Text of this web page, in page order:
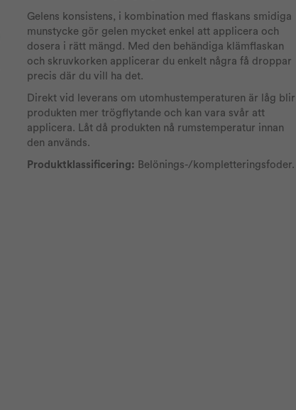
Gelens konsistens, i kombination med flaskans smidiga
munstycke gör gelen mycket enkel att applicera och
dosera i rätt mängd. Med den behändiga klämflaskan
och skruvkorken applicerar du enkelt några få droppar
precis där du vill ha det.
Direkt vid leverans om utomhustemperaturen är låg blir
produkten mer trögflytande och kan vara svår att
applicera. Låt då produkten nå rumstemperatur innan
den används.
Produktklassificering: Belönings-/kompletteringsfoder.